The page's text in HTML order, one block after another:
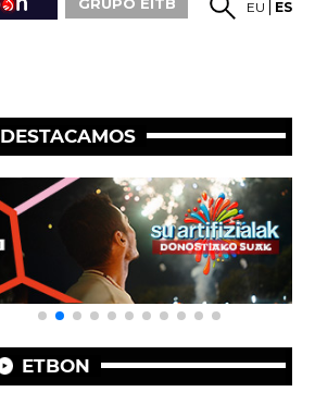
EU ES
DESTACAMOS
ETBON